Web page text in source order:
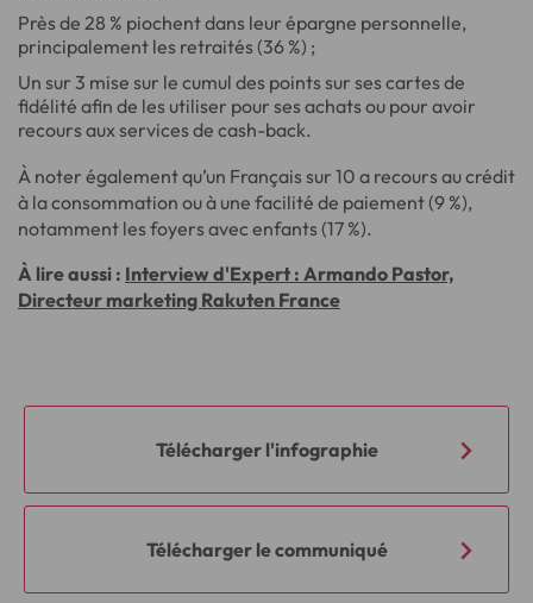
Près de 28 % piochent dans leur épargne personnelle,
principalement les retraités (36 %) ;
Un sur 3 mise sur le cumul des points sur ses cartes de
fidélité afin de les utiliser pour ses achats ou pour avoir
recours aux services de cash-back.
À noter également qu’un Français sur 10 a recours au crédit
à la consommation ou à une facilité de paiement (9 %),
notamment les foyers avec enfants (17 %).
À lire aussi : Interview d'Expert : Armando Pastor,
Directeur marketing Rakuten France
Télécharger l'infographie
Télécharger le communiqué